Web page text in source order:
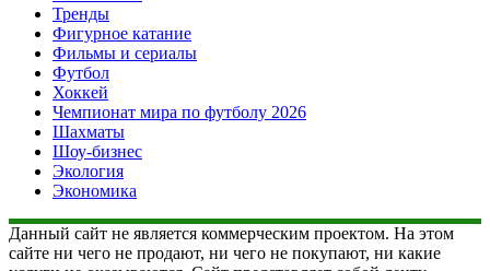
Тренды
Фигурное катание
Фильмы и сериалы
Футбол
Хоккей
Чемпионат мира по футболу 2026
Шахматы
Шоу-бизнес
Экология
Экономика
Данный сайт не является коммерческим проектом. На этом
сайте ни чего не продают, ни чего не покупают, ни какие